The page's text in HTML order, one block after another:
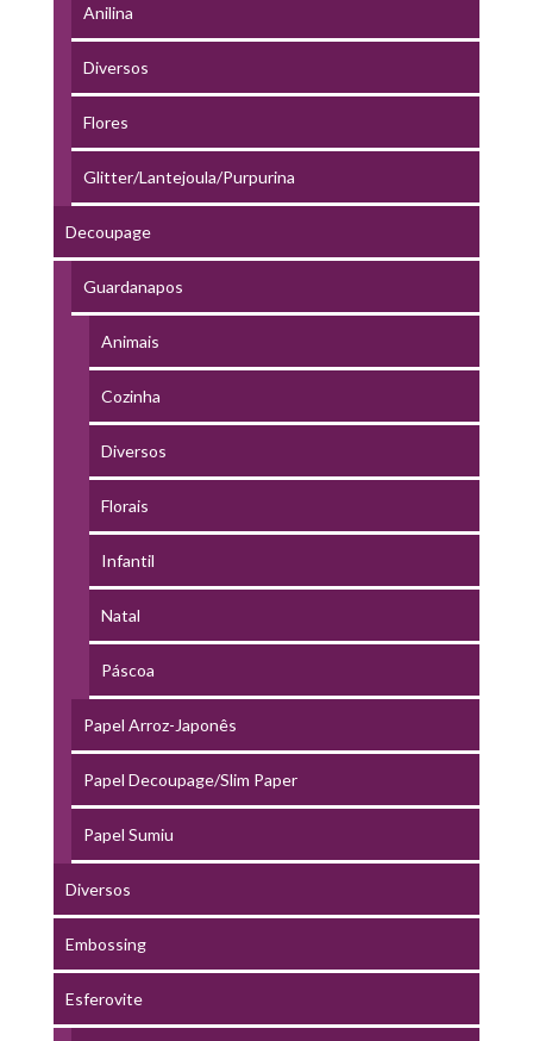
Anilina
Diversos
Flores
Glitter/Lantejoula/Purpurina
Decoupage
Guardanapos
Animais
Cozinha
Diversos
Florais
Infantil
Natal
Páscoa
Papel Arroz-Japonês
Papel Decoupage/Slim Paper
Papel Sumiu
Diversos
Embossing
Esferovite